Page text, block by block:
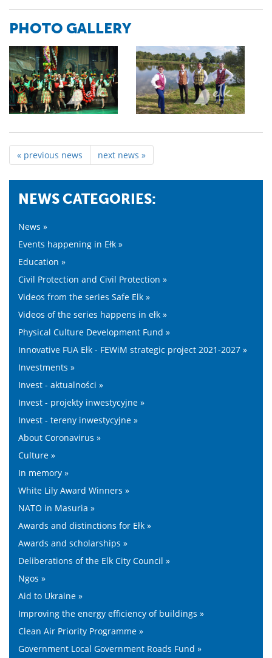
PHOTO GALLERY
« previous news next news »
NEWS CATEGORIES:
News »
Events happening in Ełk »
Education »
Civil Protection and Civil Protection »
Videos from the series Safe Elk »
Videos of the series happens in ełk »
Physical Culture Development Fund »
Innovative FUA Ełk - FEWiM strategic project 2021-2027 »
Investments »
Invest - aktualności »
Invest - projekty inwestycyjne »
Invest - tereny inwestycyjne »
About Coronavirus »
Culture »
In memory »
White Lily Award Winners »
NATO in Masuria »
Awards and distinctions for Ełk »
Awards and scholarships »
Deliberations of the Elk City Council »
Ngos »
Aid to Ukraine »
Improving the energy efficiency of buildings »
Clean Air Priority Programme »
Government Local Government Roads Fund »